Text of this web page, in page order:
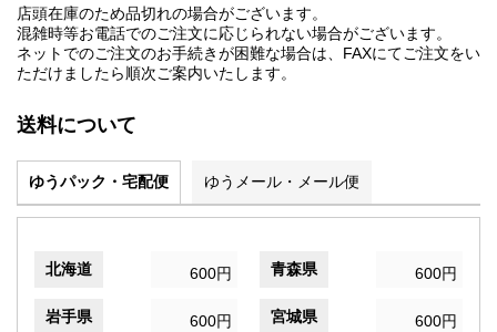
店頭在庫のため品切れの場合がございます。
混雑時等お電話でのご注文に応じられない場合がございます。
ネットでのご注文のお手続きが困難な場合は、FAXにてご注文をい
ただけましたら順次ご案内いたします。
送料について
ゆうパック・宅配便 ゆうメール・メール便
北海道 600円 青森県 600円
岩手県 600円 宮城県 600円